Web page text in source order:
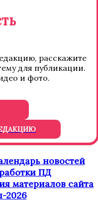
расскажите
для публикации.
и фото.
новостей
ПД
материалов сайта
2026